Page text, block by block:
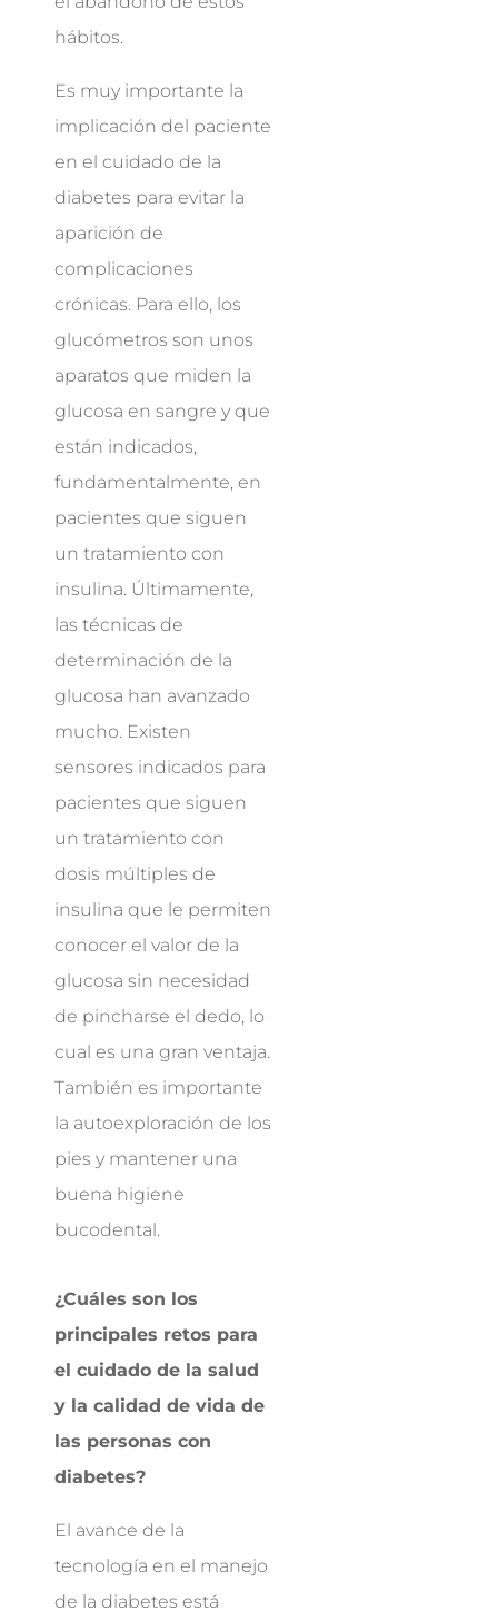
hábitos.
Es muy importante la
implicación del paciente
en el cuidado de la
diabetes para evitar la
aparición de
complicaciones
crónicas. Para ello, los
glucómetros son unos
aparatos que miden la
glucosa en sangre y que
están indicados,
fundamentalmente, en
pacientes que siguen
un tratamiento con
insulina. Últimamente,
las técnicas de
determinación de la
glucosa han avanzado
mucho. Existen
sensores indicados para
pacientes que siguen
un tratamiento con
dosis múltiples de
insulina que le permiten
conocer el valor de la
glucosa sin necesidad
de pincharse el dedo, lo
cual es una gran ventaja.
También es importante
la autoexploración de los
pies y mantener una
buena higiene
bucodental.
¿Cuáles son los
principales retos para
el cuidado de la salud
y la calidad de vida de
las personas con
diabetes?
El avance de la
tecnología en el manejo
de la diabetes está